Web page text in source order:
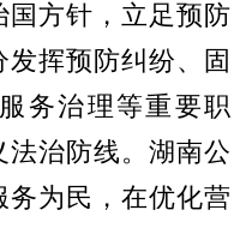
国方针，立足预防
挥预防纠纷、固
务治理等重要职
治防线。湖南公
为民，在优化营